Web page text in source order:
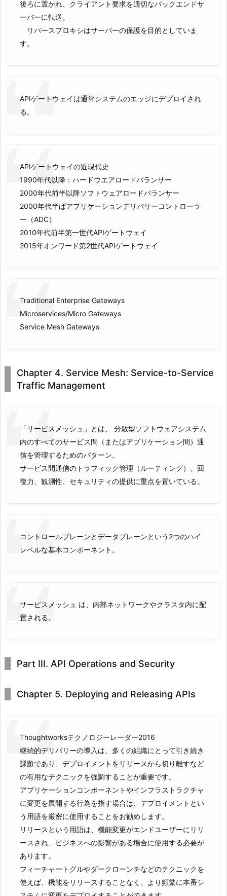
後ろに置かれ、クライアント要求を適切なバックエンドサ
ーバーに転送。
リバースプロキシはサーバーの保護を目的としていま
す。
APIゲートウェイは通常システムのエッジにデプロイされ
る。
APIゲートウェイの近現代史
1990年代以降：ハードウエアロードバランサー
2000年代前半以降ソフトウェアロードバランサー
2000年代半ばアプリケーションデリバリーコントローラ
ー（ADC）
2010年代前半第一世代APIゲートウェイ
2015年オンワード第2世代APIゲートウェイ
Traditional Enterprise Gateways
Microservices/Micro Gateways
Service Mesh Gateways
Chapter 4. Service Mesh: Service-to-Service
Traffic Management
「サービスメッシュ」とは、 分散型ソフトウェアシステム
内のすべてのサービス間（またはアプリケーション間）通
信を管理するためのパターン。
サービス間通信のトラフィック管理（ルーティング）、回
復力、観測性、セキュリティの提供に重点を置いている。
コントロールプレーンとデータプレーンという2つのハイ
レベルな基本コンポーネント。
サービスメッシュ は、内部ネットワークやクラスタ内に配
置される。
Part III. API Operations and Security
Chapter 5. Deploying and Releasing APIs
Thoughtworksテクノロジーレーダー2016
継続的デリバリーの導入は、多くの組織にとって引き続き
課題であり、デプロイメントをリリースから切り離すなど
の有用なテクニックを強調することが重要です。
アプリケーションコンポーネントやインフラストラクチャ
に変更を展開する行為を指す場合は、デプロイメントとい
う用語を厳密に使用することをお勧めします。
リリースという用語は、機能変更がエンドユーザーにリリ
ースされ、ビジネスへの影響がある場合に使用する必要が
あります。
フィーチャートグルやダークローンチなどのテクニックを
使えば、機能をリリースすることなく、より頻繁に本番シ